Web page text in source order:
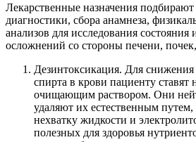
Лекарственные назначения
диагностики, сбора анамнеза,
анализов для исследования состояния
осложнений со стороны печени,
Дезинтоксикация. Для снижения
спирта в крови пациенту ставят
очищающим раствором. Они
удаляют их естественным
нехватку жидкости и
полезных для здоровья